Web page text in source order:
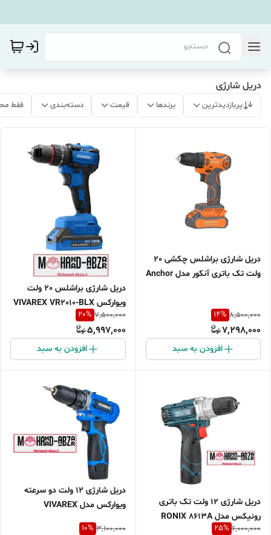
دریل شارژی
پربازدیدترین برندها قیمت دسته‌بندی فقط
دریل شارژی براشلس چکشی 20
ولت تک باتری آنکور مدل Anchor
8,500,000
14%
7,298,000
افزودن به سبد
دریل شارژی براشلس 20 ولت
ویوارکس VIVAREX VR2010-BLX
7,500,000
20%
5,997,000
افزودن به سبد
دریل شارژی ۱۲ ولت تک باتری
رونیکس مدل RONIX 8613A
6,000,000
25%
دریل شارژی 12 ولت دو سرعته
ویوارکس مدل VIVAREX
3,100,000
10%